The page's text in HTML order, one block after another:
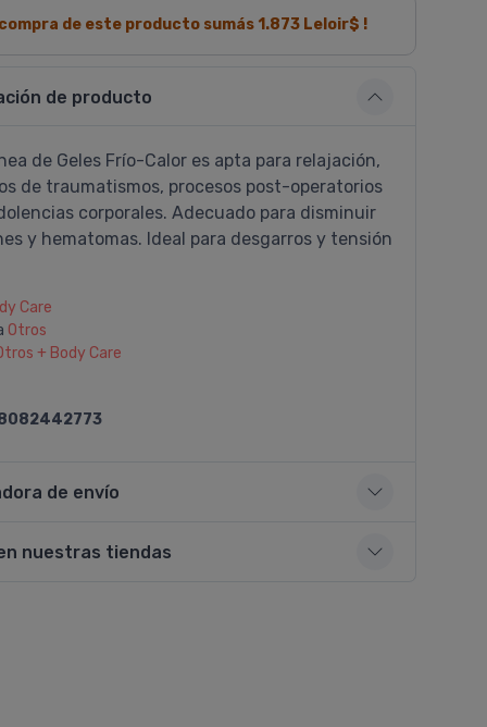
compra de este producto sumás 1.873Leloir$ !
de producto
de Geles Frí­o-Calor es apta para relajación,
de traumatismos, procesos post-operatorios
corporales. Adecuado para disminuir
y hematomas. Ideal para desgarros y tensión
Care
Otros
+ Body Care
de envío
nuestras tiendas